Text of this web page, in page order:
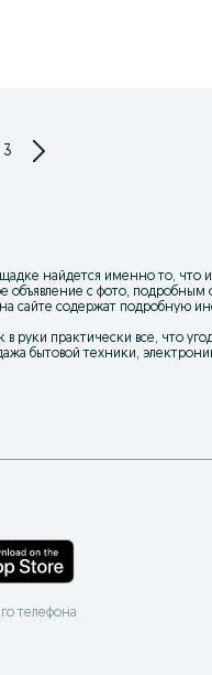
3
найдется именно то, что
объявление с фото,
сайте содержат подробную
в руки практически все, что
бытовой техники,
телефона